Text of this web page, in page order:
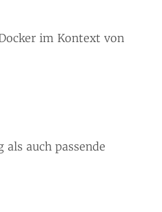
im Kontext von
auch passende